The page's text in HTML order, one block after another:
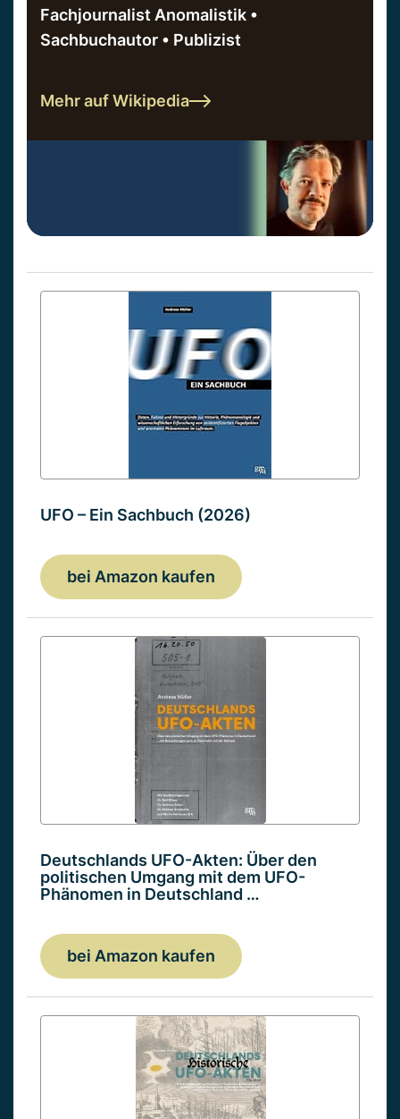
Fachjournalist Anomalistik •
Sachbuchautor • Publizist
Mehr auf Wikipedia
UFO – Ein Sachbuch (2026)
bei Amazon kaufen
Deutschlands UFO-Akten: Über den
politischen Umgang mit dem UFO-
Phänomen in Deutschland …
bei Amazon kaufen